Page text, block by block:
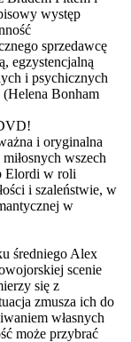
występ
sprzedawcę
egzystencjalną
i psychicznych
Bonham
i oryginalna
wszech
Elordi w roli
i szaleństwie, w
w
średniego Alex
scenie
się z
zmusza ich do
własnych
może przybrać